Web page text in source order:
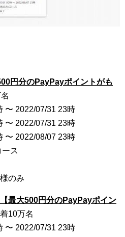
円分のPayPayポイントがも
〜 2022/07/31 23時
〜 2022/07/31 23時
〜 2022/08/07 23時
ス
のみ
最大500円分のPayPayポイン
10万名
〜 2022/07/31 23時